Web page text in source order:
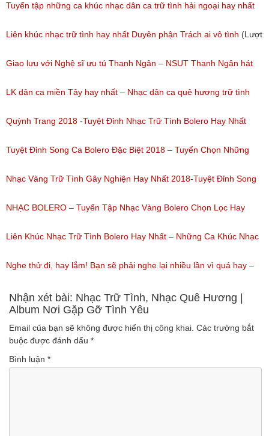
Tuyển tập những ca khúc nhạc dân ca trữ tình hải ngoại hay nhất
(Lượt nghe: 277)
Liên khúc nhạc trữ tình hay nhất Duyên phận Trách ai vô tình (Lượt
nghe: 193)
Giao lưu với Nghệ sĩ ưu tú Thanh Ngân – NSUT Thanh Ngân hát
Bolero
(Lượt nghe: 80)
LK dân ca miền Tây hay nhất – Nhạc dân ca quê hương trữ tình
miền tây hay nhất
(Lượt nghe: 184)
Quỳnh Trang 2018 -Tuyệt Đỉnh Nhạc Trữ Tình Bolero Hay Nhất
Của Quỳnh Trang 2018
(Lượt nghe: 155)
Tuyệt Đỉnh Song Ca Bolero Đặc Biệt 2018 – Tuyển Chọn Những
Bài Hát Song Ca Nhạc Vàng Bolero Hay Nhất
(Lượt nghe: 218)
Nhạc Vàng Trữ Tình Gây Nghiện Hay Nhất 2018-Tuyệt Đỉnh Song
Ca Thiên Quang Quỳnh Trang Ngọt Ngào
(Lượt nghe: 219)
NHẠC BOLERO – Tuyển Tập Nhạc Vàng Bolero Chọn Lọc Hay
Nhất / Tuyệt Đỉnh Bolero
(Lượt nghe: 99)
Liên Khúc Nhạc Trữ Tình Bolero Hay Nhất – Những Ca Khúc Nhạc
Vàng Trữ Tình Hay Nhất 2018
(Lượt nghe: 75)
Nghe thử đi, hay lắm! Bạn sẽ phải nghe lại nhiều lần vì quá hay –
Nhạc miền Tây đặc sắc
(Lượt nghe: 46)
Nhận xét bài: Nhạc Trữ Tình, Nhạc Quê Hương |
Album Nơi Gặp Gỡ Tình Yêu
Email của bạn sẽ không được hiển thị công khai. Các trường bắt
buộc được đánh dấu *
Bình luận *